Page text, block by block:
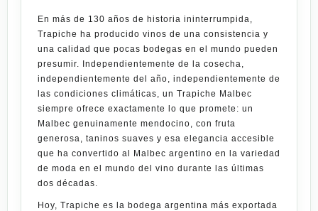
En más de 130 años de historia ininterrumpida,
Trapiche ha producido vinos de una consistencia y
una calidad que pocas bodegas en el mundo pueden
presumir. Independientemente de la cosecha,
independientemente del año, independientemente de
las condiciones climáticas, un Trapiche Malbec
siempre ofrece exactamente lo que promete: un
Malbec genuinamente mendocino, con fruta
generosa, taninos suaves y esa elegancia accesible
que ha convertido al Malbec argentino en la variedad
de moda en el mundo del vino durante las últimas
dos décadas.
Hoy, Trapiche es la bodega argentina más exportada